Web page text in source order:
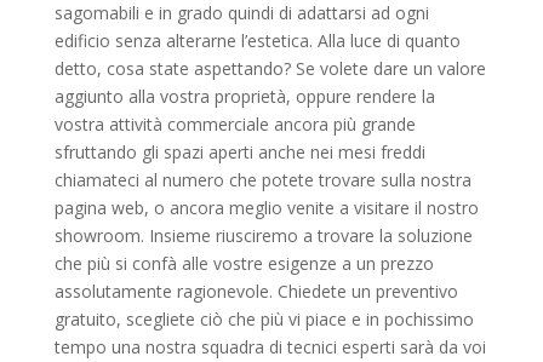
sagomabili e in grado quindi di adattarsi ad ogni
edificio senza alterarne l’estetica. Alla luce di quanto
detto, cosa state aspettando? Se volete dare un valore
aggiunto alla vostra proprietà, oppure rendere la
vostra attività commerciale ancora più grande
sfruttando gli spazi aperti anche nei mesi freddi
chiamateci al numero che potete trovare sulla nostra
pagina web, o ancora meglio venite a visitare il nostro
showroom. Insieme riusciremo a trovare la soluzione
che più si confà alle vostre esigenze a un prezzo
assolutamente ragionevole. Chiedete un preventivo
gratuito, scegliete ciò che più vi piace e in pochissimo
tempo una nostra squadra di tecnici esperti sarà da voi